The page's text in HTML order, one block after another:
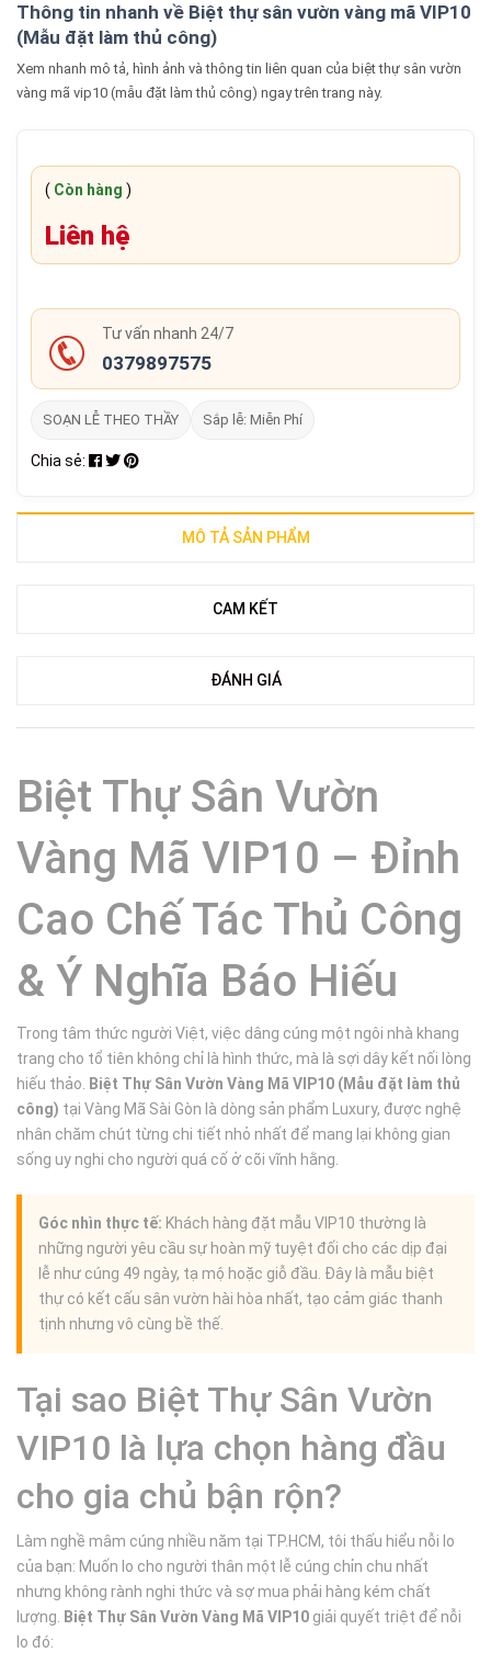
Thông tin nhanh về Biệt thự sân vườn vàng mã VIP10
(Mẫu đặt làm thủ công)
Xem nhanh mô tả, hình ảnh và thông tin liên quan của biệt thự sân vườn
vàng mã vip10 (mẫu đặt làm thủ công) ngay trên trang này.
( Còn hàng )
Liên hệ
Tư vấn nhanh 24/7
0379897575
SOẠN LỄ THEO THẦY Sắp lễ: Miễn Phí
Chia sẻ:
MÔ TẢ SẢN PHẨM
CAM KẾT
ĐÁNH GIÁ
Biệt Thự Sân Vườn
Vàng Mã VIP10 – Đỉnh
Cao Chế Tác Thủ Công
& Ý Nghĩa Báo Hiếu
Trong tâm thức người Việt, việc dâng cúng một ngôi nhà khang
trang cho tổ tiên không chỉ là hình thức, mà là sợi dây kết nối lòng
hiếu thảo.
Biệt Thự Sân Vườn Vàng Mã VIP10 (Mẫu đặt làm thủ
công) tại Vàng Mã Sài Gòn là dòng sản phẩm Luxury, được nghệ
nhân chăm chút từng chi tiết nhỏ nhất để mang lại không gian
sống uy nghi cho người quá cố ở cõi vĩnh hằng.
Góc nhìn thực tế: Khách hàng đặt mẫu VIP10 thường là
những người yêu cầu sự hoàn mỹ tuyệt đối cho các dịp đại
lễ như cúng 49 ngày, tạ mộ hoặc giỗ đầu. Đây là mẫu biệt
thự có kết cấu sân vườn hài hòa nhất, tạo cảm giác thanh
tịnh nhưng vô cùng bề thế.
Tại sao Biệt Thự Sân Vườn
VIP10 là lựa chọn hàng đầu
cho gia chủ bận rộn?
Làm nghề mâm cúng nhiều năm tại TP.HCM, tôi thấu hiểu nỗi lo
của bạn: Muốn lo cho người thân một lễ cúng chỉn chu nhất
nhưng không rành nghi thức và sợ mua phải hàng kém chất
lượng.
Biệt Thự Sân Vườn Vàng Mã VIP10 giải quyết triệt để nỗi
lo đó: